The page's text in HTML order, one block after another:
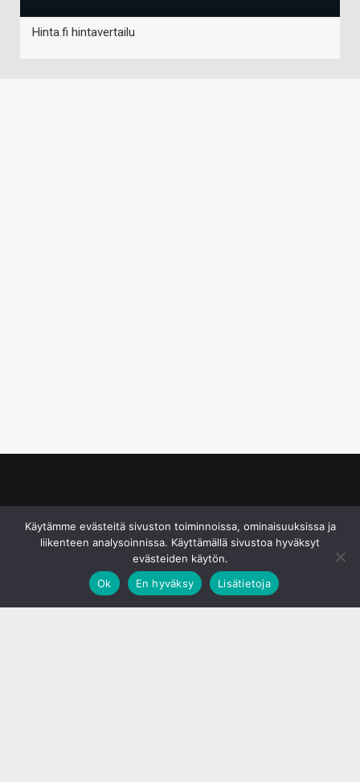
Hinta.fi hintavertailu
Käytämme evästeitä sivuston toiminnoissa, ominaisuuksissa ja
liikenteen analysoinnissa. Käyttämällä sivustoa hyväksyt
evästeiden käytön.
Ok
En hyväksy Lisätietoja